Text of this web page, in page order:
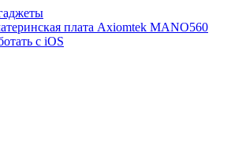
плата Axiomtek MANO560
с iOS